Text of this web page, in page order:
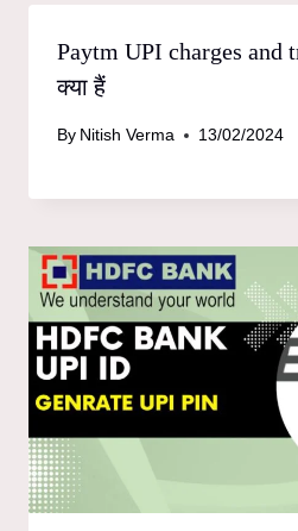
Paytm UPI charges and
क्या हैं
By Nitish Verma 13/02/2024